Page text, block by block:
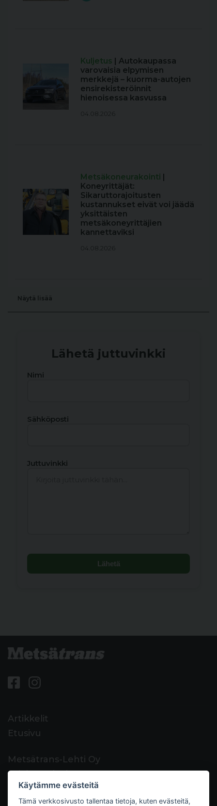
Kuljetus | Autokaupassa
varovaisia elpymisen
merkkejä – kuorma-autojen
ensirekisteröinnit
hienoisessa kasvussa
04.08.2026
Metsäkoneurakointi |
Koneyrittäjät:
Sikaruttorajoitusten
kustannukset eivät voi jäädä
yksittäisten
metsäkoneyrittäjien
kannettaviksi
04.08.2026
Näytä lisää
Lähetä juttuvinkki
Nimi
Sähköposti
Juttuvinkki
Lähetä
Artikkelit
Etusivu
Metsätrans-Lehti Oy
Asiakaspalvelu
Yhteystiedot
Palaute
Käytämme evästeitä
Tämä verkkosivusto tallentaa tietoja, kuten evästeitä,